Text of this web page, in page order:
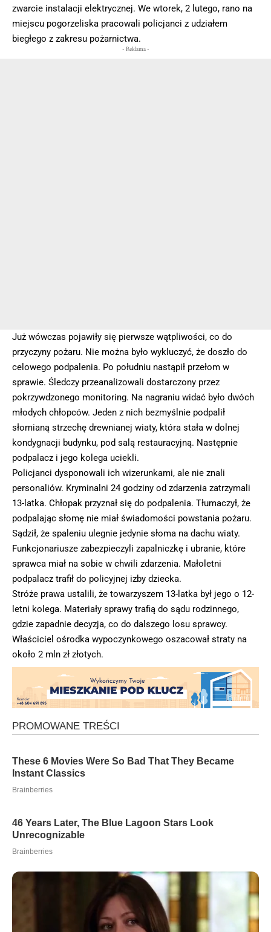
zwarcie instalacji elektrycznej. We wtorek, 2 lutego, rano na
miejscu pogorzeliska pracowali policjanci z udziałem
biegłego z zakresu pożarnictwa.
- Reklama -
Już wówczas pojawiły się pierwsze wątpliwości, co do
przyczyny pożaru. Nie można było wykluczyć, że doszło do
celowego podpalenia. Po południu nastąpił przełom w
sprawie. Śledczy przeanalizowali dostarczony przez
pokrzywdzonego monitoring. Na nagraniu widać było dwóch
młodych chłopców. Jeden z nich bezmyślnie podpalił
słomianą strzechę drewnianej wiaty, która stała w dolnej
kondygnacji budynku, pod salą restauracyjną. Następnie
podpalacz i jego kolega uciekli.
Policjanci dysponowali ich wizerunkami, ale nie znali
personaliów. Kryminalni 24 godziny od zdarzenia zatrzymali
13-latka. Chłopak przyznał się do podpalenia. Tłumaczył, że
podpalając słomę nie miał świadomości powstania pożaru.
Sądził, że spaleniu ulegnie jedynie słoma na dachu wiaty.
Funkcjonariusze zabezpieczyli zapalniczkę i ubranie, które
sprawca miał na sobie w chwili zdarzenia. Małoletni
podpalacz trafił do policyjnej izby dziecka.
Stróże prawa ustalili, że towarzyszem 13-latka był jego o 12-
letni kolega. Materiały sprawy trafią do sądu rodzinnego,
gdzie zapadnie decyzja, co do dalszego losu sprawcy.
Właściciel ośrodka wypoczynkowego oszacował straty na
około 2 mln zł złotych.